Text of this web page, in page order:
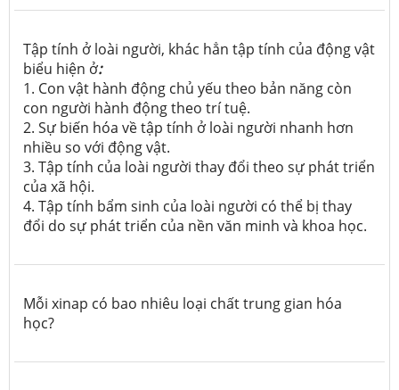
Tập tính ở loài người, khác hẳn tập tính của động vật
biểu hiện ở:
1. Con vật hành động chủ yếu theo bản năng còn
con người hành động theo trí tuệ.
2. Sự biến hóa về tập tính ở loài người nhanh hơn
nhiều so với động vật.
3. Tập tính của loài người thay đổi theo sự phát triển
của xã hội.
4. Tập tính bẩm sinh của loài người có thể bị thay
đổi do sự phát triển của nền văn minh và khoa học.
Mỗi xinap có bao nhiêu loại chất trung gian hóa
học?